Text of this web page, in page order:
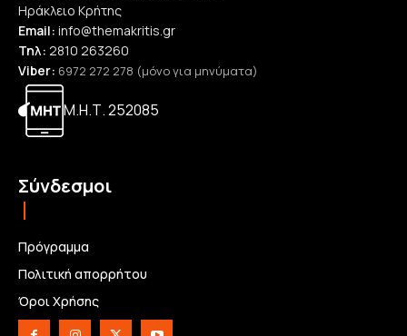
Ηράκλειο Κρήτης
Email: info@themakritis.gr
Τηλ: 2810 263260
Viber: 6972 272 278 (μόνο για μηνύματα)
Μ.Η.Τ. 252085
Σύνδεσμοι
Πρόγραμμα
Πολιτική απορρήτου
Όροι Χρήσης